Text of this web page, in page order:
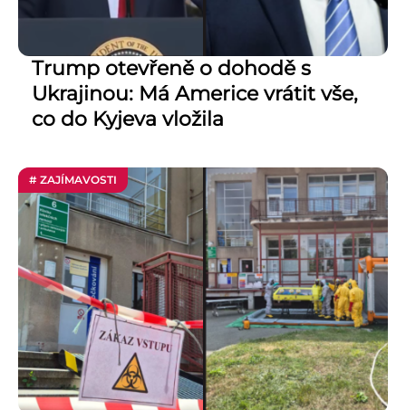
Trump otevřeně o dohodě s
Ukrajinou: Má Americe vrátit vše,
co do Kyjeva vložila
# ZAJÍMAVOSTI